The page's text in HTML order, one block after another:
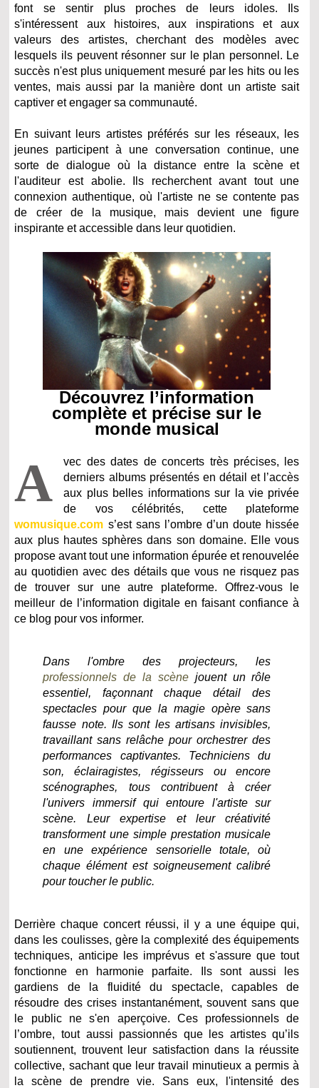
font se sentir plus proches de leurs idoles. Ils
s'intéressent aux histoires, aux inspirations et aux
valeurs des artistes, cherchant des modèles avec
lesquels ils peuvent résonner sur le plan personnel. Le
succès n'est plus uniquement mesuré par les hits ou les
ventes, mais aussi par la manière dont un artiste sait
captiver et engager sa communauté.
En suivant leurs artistes préférés sur les réseaux, les
jeunes participent à une conversation continue, une
sorte de dialogue où la distance entre la scène et
l'auditeur est abolie. Ils recherchent avant tout une
connexion authentique, où l'artiste ne se contente pas
de créer de la musique, mais devient une figure
inspirante et accessible dans leur quotidien.
Découvrez l’information
complète et précise sur le
monde musical
A
vec des dates de concerts très précises, les
derniers albums présentés en détail et l’accès
aux plus belles informations sur la vie privée
de vos célébrités, cette plateforme
womusique.com s’est sans l’ombre d’un doute hissée
aux plus hautes sphères dans son domaine. Elle vous
propose avant tout une information épurée et renouvelée
au quotidien avec des détails que vous ne risquez pas
de trouver sur une autre plateforme. Offrez-vous le
meilleur de l’information digitale en faisant confiance à
ce blog pour vos informer.
Dans l'ombre des projecteurs, les
professionnels de la scènejouent un rôle
essentiel, façonnant chaque détail des
spectacles pour que la magie opère sans
fausse note. Ils sont les artisans invisibles,
travaillant sans relâche pour orchestrer des
performances captivantes. Techniciens du
son, éclairagistes, régisseurs ou encore
scénographes, tous contribuent à créer
l'univers immersif qui entoure l'artiste sur
scène. Leur expertise et leur créativité
transforment une simple prestation musicale
en une expérience sensorielle totale, où
chaque élément est soigneusement calibré
pour toucher le public.
Derrière chaque concert réussi, il y a une équipe qui,
dans les coulisses, gère la complexité des équipements
techniques, anticipe les imprévus et s'assure que tout
fonctionne en harmonie parfaite. Ils sont aussi les
gardiens de la fluidité du spectacle, capables de
résoudre des crises instantanément, souvent sans que
le public ne s'en aperçoive. Ces professionnels de
l’ombre, tout aussi passionnés que les artistes qu’ils
soutiennent, trouvent leur satisfaction dans la réussite
collective, sachant que leur travail minutieux a permis à
la scène de prendre vie. Sans eux, l'intensité des